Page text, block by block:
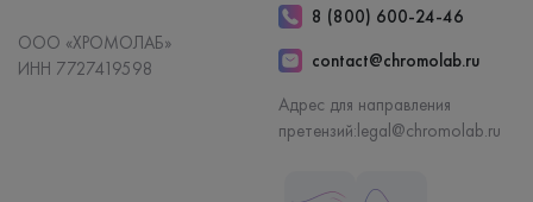
ООО «ХРОМОЛАБ»
ИНН 7727419598
8 (800) 600-24-46
contact@chromolab.ru
Адрес для направления
претензий:legal@chromolab.ru